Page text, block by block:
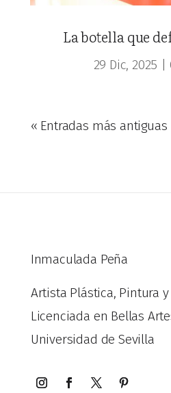
La botella que
29 Dic, 2025 |
« Entradas más antiguas
Inmaculada Peña
Artista Plástica, Pintura
Licenciada en Bellas
Universidad de Sevilla